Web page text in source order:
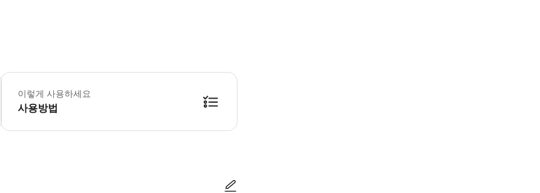
지역 디지털 티켓은 지명적이고 개인적이며 양도 할 수 없습니다. 티켓은 예정된 열차 출발 시간에 자동으로 유효성이 확인됩니다. 자동으로 유효성이 확
이렇게 사용하세요
사용방법